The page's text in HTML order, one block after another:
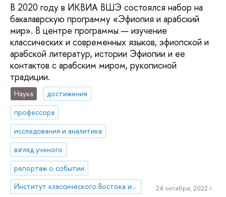
В 2020 году в ИКВИА ВШЭ состоялся набор на
бакалаврскую программу «Эфиопия и арабский
мир». В центре программы — изучение
классических и современных языков, эфиопской и
арабской литератур, истории Эфиопии и ее
контактов с арабским миром, рукописной
традиции.
Наука
достижения
профессора
исследования и аналитика
взгляд ученого
репортаж о событии
Институт классического Востока и античности
24 октября, 2022 г.